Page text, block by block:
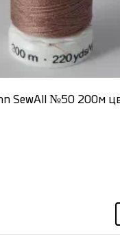
SewAll №50 200м